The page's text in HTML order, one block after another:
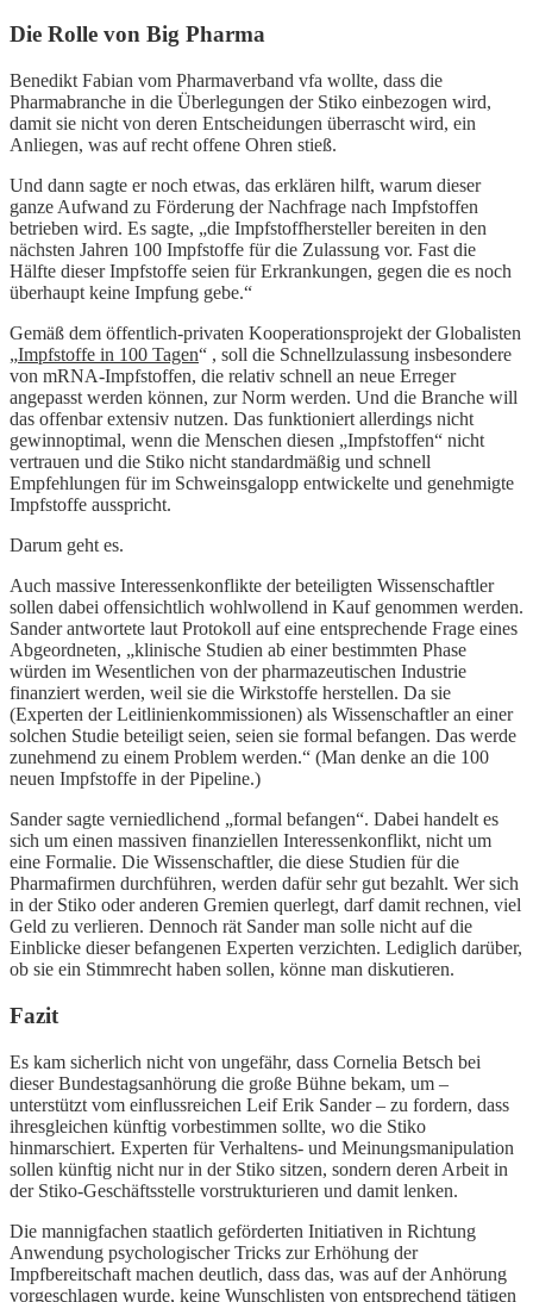
Die Rolle von Big Pharma
Benedikt Fabian vom Pharmaverband vfa wollte, dass die
Pharmabranche in die Überlegungen der Stiko einbezogen wird,
damit sie nicht von deren Entscheidungen überrascht wird, ein
Anliegen, was auf recht offene Ohren stieß.
Und dann sagte er noch etwas, das erklären hilft, warum dieser
ganze Aufwand zu Förderung der Nachfrage nach Impfstoffen
betrieben wird. Es sagte, „die Impfstoffhersteller bereiten in den
nächsten Jahren 100 Impfstoffe für die Zulassung vor. Fast die
Hälfte dieser Impfstoffe seien für Erkrankungen, gegen die es noch
überhaupt keine Impfung gebe.“
Gemäß dem öffentlich-privaten Kooperationsprojekt der Globalisten
„Impfstoffe in 100 Tagen“ , soll die Schnellzulassung insbesondere
von mRNA-Impfstoffen, die relativ schnell an neue Erreger
angepasst werden können, zur Norm werden. Und die Branche will
das offenbar extensiv nutzen. Das funktioniert allerdings nicht
gewinnoptimal, wenn die Menschen diesen „Impfstoffen“ nicht
vertrauen und die Stiko nicht standardmäßig und schnell
Empfehlungen für im Schweinsgalopp entwickelte und genehmigte
Impfstoffe ausspricht.
Darum geht es.
Auch massive Interessenkonflikte der beteiligten Wissenschaftler
sollen dabei offensichtlich wohlwollend in Kauf genommen werden.
Sander antwortete laut Protokoll auf eine entsprechende Frage eines
Abgeordneten, „klinische Studien ab einer bestimmten Phase
würden im Wesentlichen von der pharmazeutischen Industrie
finanziert werden, weil sie die Wirkstoffe herstellen. Da sie
(Experten der Leitlinienkommissionen) als Wissenschaftler an einer
solchen Studie beteiligt seien, seien sie formal befangen. Das werde
zunehmend zu einem Problem werden.“ (Man denke an die 100
neuen Impfstoffe in der Pipeline.)
Sander sagte verniedlichend „formal befangen“. Dabei handelt es
sich um einen massiven finanziellen Interessenkonflikt, nicht um
eine Formalie. Die Wissenschaftler, die diese Studien für die
Pharmafirmen durchführen, werden dafür sehr gut bezahlt. Wer sich
in der Stiko oder anderen Gremien querlegt, darf damit rechnen, viel
Geld zu verlieren. Dennoch rät Sander man solle nicht auf die
Einblicke dieser befangenen Experten verzichten. Lediglich darüber,
ob sie ein Stimmrecht haben sollen, könne man diskutieren.
Fazit
Es kam sicherlich nicht von ungefähr, dass Cornelia Betsch bei
dieser Bundestagsanhörung die große Bühne bekam, um –
unterstützt vom einflussreichen Leif Erik Sander – zu fordern, dass
ihresgleichen künftig vorbestimmen sollte, wo die Stiko
hinmarschiert. Experten für Verhaltens- und Meinungsmanipulation
sollen künftig nicht nur in der Stiko sitzen, sondern deren Arbeit in
der Stiko-Geschäftsstelle vorstrukturieren und damit lenken.
Die mannigfachen staatlich geförderten Initiativen in Richtung
Anwendung psychologischer Tricks zur Erhöhung der
Impfbereitschaft machen deutlich, dass das, was auf der Anhörung
vorgeschlagen wurde, keine Wunschlisten von entsprechend tätigen